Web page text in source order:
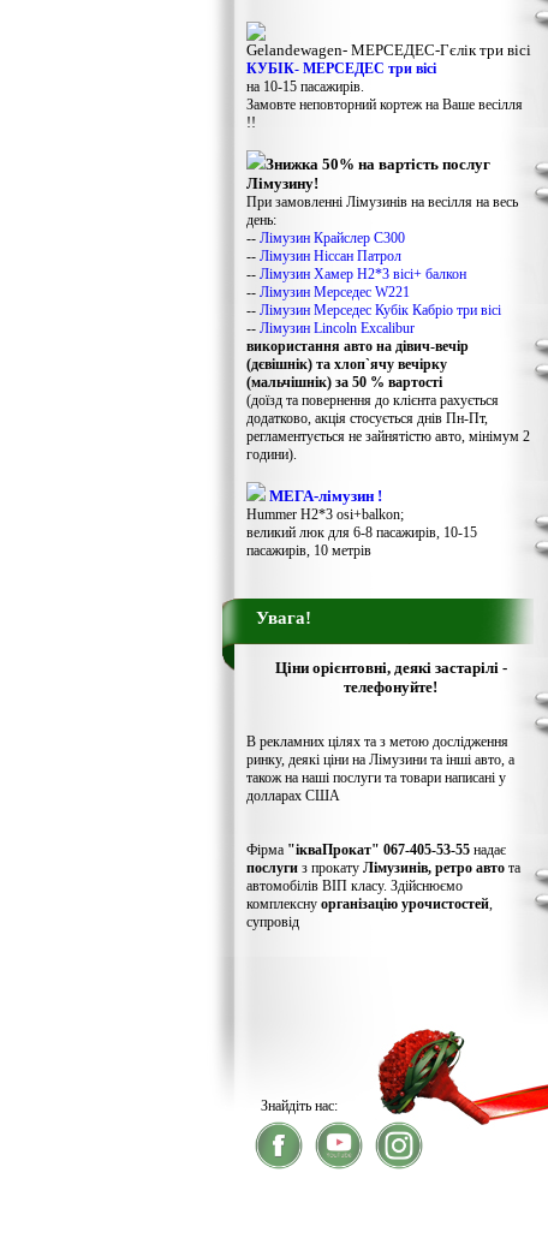
Gelandewagen​- МЕРСЕДЕС-Гєлік три вісі
КУБІК- МЕРСЕДЕС три вісі
на 10-15 пасажирів.
Замовте неповторний кортеж на Ваше весілля
!!
Знижка 50% на вартість послуг
Лімузину!
При замовленні Лімузинів на весілля на весь
день:
-- Лімузин Крайслер С300
-- Лімузин Ніссан Патрол
-- Лімузин Хамер Н2*3 вісі+ балкон
-- Лімузин Мерседес W221
-- Лімузин Мерседес Кубік Кабріо три вісі
-- Лімузин Lincoln Excalibur
використання авто на дівич-вечір
(дєвішнік) та хлоп`ячу вечірку
(мальчішнік) за 50 % вартості
(доїзд та повернення до клієнта рахується
додатково, акція стосується днів Пн-Пт,
регламентується не зайнятістю авто, мінімум 2
години).
МЕГА-лімузин !
Hummer H2*3 osi+balkon;
великий люк для 6-8 пасажирів, 10-15
пасажирів, 10 метрів
Увага!
Ціни орієнтовні, деякі застарілі -
телефонуйте!
В рекламних цілях та з метою дослідження
ринку, деякі ціни на Лімузини та інші авто, а
також на наші послуги та товари написані у
долларах США
Фірма "ікваПрокат" 067-405-53-55 надає
послуги з прокату Лімузинів, ретро авто та
автомобілів ВІП класу. Здійснюємо
комплексну організацію урочистостей,
супровід
Знайдіть нас: